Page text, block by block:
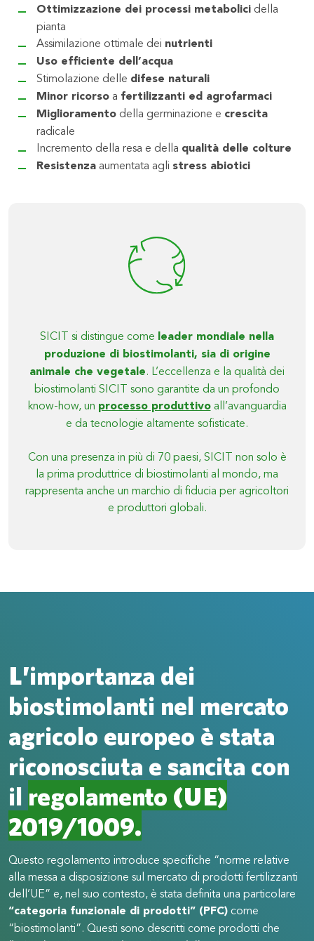
Ottimizzazione dei processi metabolici della
pianta
Assimilazione ottimale dei nutrienti
Uso efficiente dell’acqua
Stimolazione delle difese naturali
Minor ricorsoa fertilizzanti ed agrofarmaci
Miglioramento della germinazione e crescita
radicale
Incremento della resa e della qualità delle colture
Resistenzaaumentata agli stress abiotici
SICIT si distingue come leader mondiale nella
produzione di biostimolanti, sia di origine
animale che vegetale. L’eccellenza e la qualità dei
biostimolanti SICIT sono garantite da un profondo
know-how, un processo produttivoall’avanguardia
e da tecnologie altamente sofisticate.
Con una presenza in più di 70 paesi, SICIT non solo è
la prima produttrice di biostimolanti al mondo, ma
rappresenta anche un marchio di fiducia per agricoltori
e produttori globali.
L’importanza dei
biostimolanti nel mercato
agricolo europeo è stata
riconosciuta e sancita con
il regolamento (UE)
2019/1009.
Questo regolamento introduce specifiche “norme relative
alla messa a disposizione sul mercato di prodotti fertilizzanti
dell’UE” e, nel suo contesto, è stata definita una particolare
“categoria funzionale di prodotti” (PFC)come
“biostimolanti”. Questi sono descritti come prodotti che